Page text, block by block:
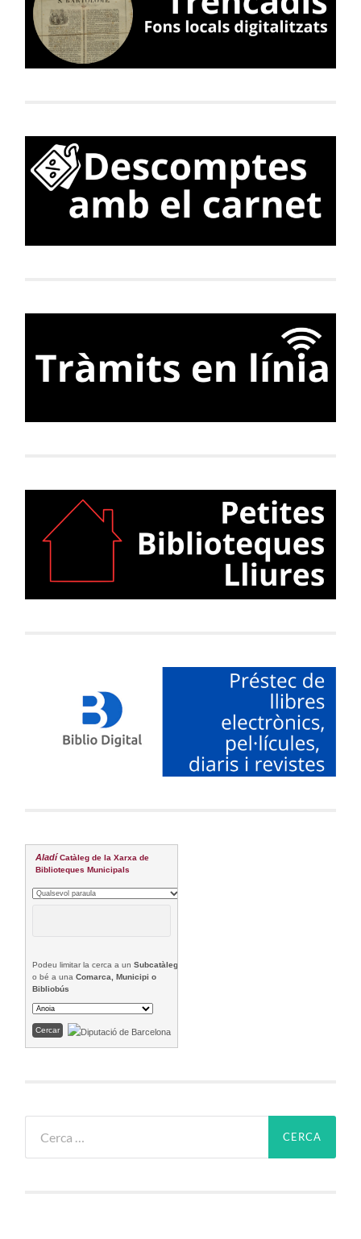
Aladí Catàleg de la Xarxa de
Biblioteques Municipals
Podeu limitar la cerca a unSubcatàleg
o bé a unaComarca, Municipi o
Bibliobús